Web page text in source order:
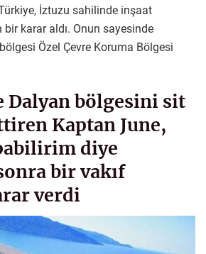
İztuzu sahilinde inşaat
bir karar aldı. Onun sayesinde
Özel Çevre Koruma Bölgesi
Dalyan bölgesini sit
Kaptan June,
diye
bir vakıf
verdi